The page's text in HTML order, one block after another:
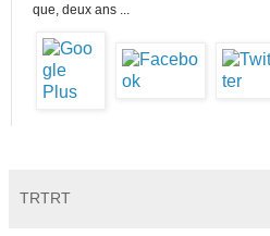
que, deux ans ...
TRTRT